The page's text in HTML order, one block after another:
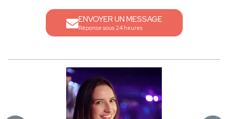
ENVOYER UN MESSAGE
Réponse sous 24 heures